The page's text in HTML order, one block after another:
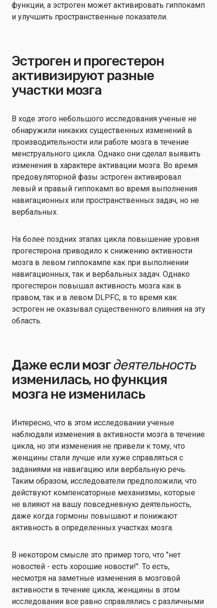
функции, а эстроген может активировать гиппокамп
и улучшить пространственные показатели.
Эстроген и прогестерон
активизируют разные
участки мозга
В ходе этого небольшого исследования ученые не
обнаружили никаких существенных изменений в
производительности или работе мозга в течение
менструального цикла. Однако они сделал выявить
изменения в характере активации мозга. Во время
предовуляторной фазы эстроген активировал
левый и правый гиппокамп во время выполнения
навигационных или пространственных задач, но не
вербальных.
На более поздних этапах цикла повышение уровня
прогестерона приводило к снижению активности
мозга в левом гиппокампе как при выполнении
навигационных, так и вербальных задач. Однако
прогестерон повышал активность мозга как в
правом, так и в левом DLPFC, в то время как
эстроген не оказывал существенного влияния на эту
область.
Даже если мозгдеятельность
изменилась, но функция
мозга не изменилась
Интересно, что в этом исследовании ученые
наблюдали изменения в активности мозга в течение
цикла, но эти изменения не привели к тому, что
женщины стали лучше или хуже справляться с
заданиями на навигацию или вербальную речь.
Таким образом, исследователи предположили, что
действуют компенсаторные механизмы, которые
не влияют на вашу повседневную деятельность,
даже когда гормоны повышают и понижают
активность в определенных участках мозга.
В некотором смысле это пример того, что "нет
новостей - есть хорошие новости!". То есть,
несмотря на заметные изменения в мозговой
активности в течение цикла, женщины в этом
исследовании все равно справлялись с различными